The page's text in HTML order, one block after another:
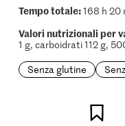
Tempo totale:168 h 20
Valori nutrizionali per
1 g, carboidrati 112 g,
Senza glutine